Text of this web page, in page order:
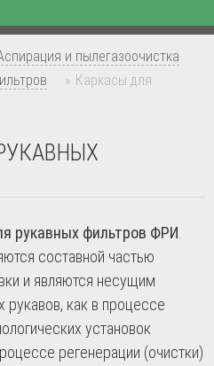
и пылегазоочистка
» Каркасы для
рукавных фильтров ФРИ
составной частью
и являются несущим
как в процессе
установок
регенерации (очистки)